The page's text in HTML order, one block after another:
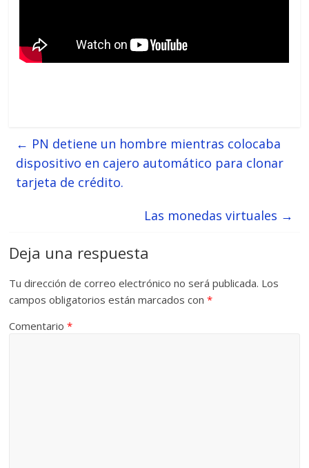
← PN detiene un hombre mientras colocaba
dispositivo en cajero automático para clonar
tarjeta de crédito.
Las monedas virtuales →
Deja una respuesta
Tu dirección de correo electrónico no será publicada. Los
campos obligatorios están marcados con*
Comentario*